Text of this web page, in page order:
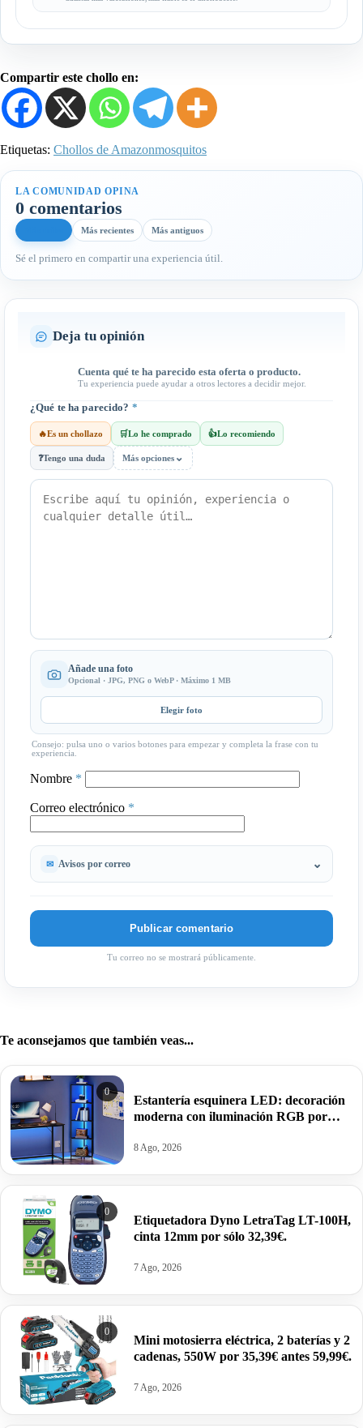
Compartir este chollo en:
Etiquetas: Chollos de Amazonmosquitos
LA COMUNIDAD OPINA
0 comentarios
Más recientes Más antiguos
Sé el primero en compartir una experiencia útil.
Deja tu opinión
Cuenta qué te ha parecido esta oferta o producto.
Tu experiencia puede ayudar a otros lectores a decidir mejor.
¿Qué te ha parecido? *
🔥Es un chollazo 🛒Lo he comprado 👍Lo recomiendo
❓Tengo una duda Más opciones ⌄
Añade una foto
Opcional · JPG, PNG o WebP · Máximo 1 MB
Elegir foto
Consejo: pulsa uno o varios botones para empezar y completa la frase con tu
experiencia.
Nombre *
Correo electrónico *
Avisos por correo
Tu correo no se mostrará públicamente.
Te aconsejamos que también veas...
0
Estantería esquinera LED: decoración
moderna con iluminación RGB por
8 Ago, 2026
0
Etiquetadora Dyno LetraTag LT-100H,
cinta 12mm por sólo 32,39€.
7 Ago, 2026
0
Mini motosierra eléctrica, 2 baterías y 2
cadenas, 550W por 35,39€ antes 59,99€.
7 Ago, 2026